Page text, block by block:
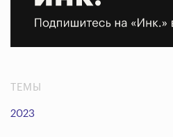
ТЕМЫ
2023